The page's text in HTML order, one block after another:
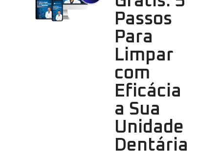
Passos
Para
Limpar
com
Eficácia
a Sua
Unidade
Dentária
Clique para aumentar